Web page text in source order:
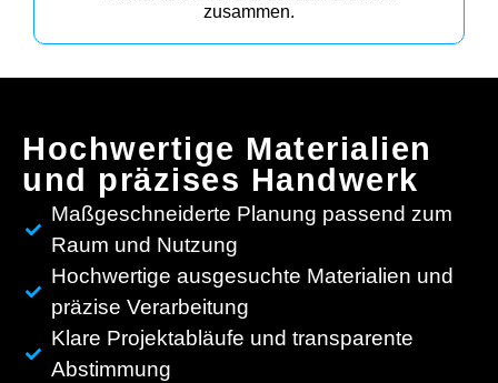
zusammen.
Hochwertige Materialien
und präzises Handwerk
Maßgeschneiderte Planung passend zum
Raum und Nutzung
Hochwertige ausgesuchte Materialien und
präzise Verarbeitung
Klare Projektabläufe und transparente
Abstimmung